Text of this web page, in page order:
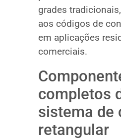
grades
aos códigos de
em aplicações
comerciais.
completos
sistema de
retangular